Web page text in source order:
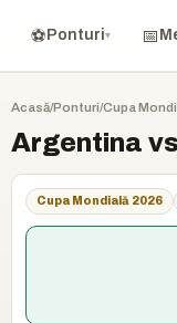
⚽ Ponturi▾ 📅
Acasă/Ponturi/Cupa
Argentina
Cupa Mondială 2026